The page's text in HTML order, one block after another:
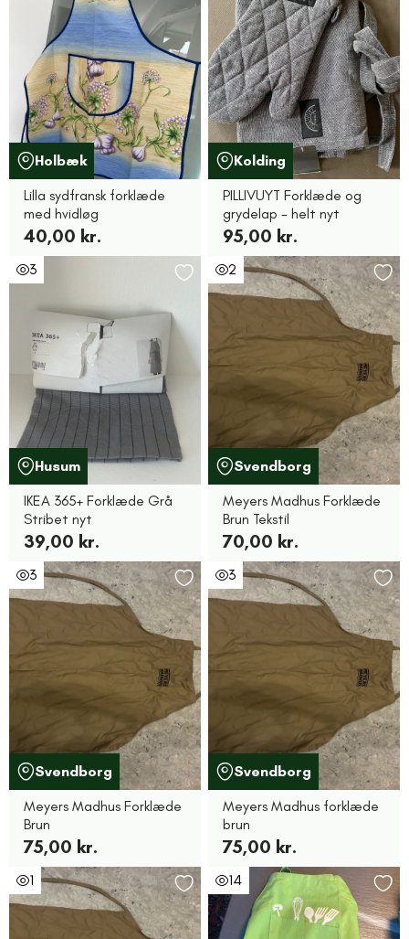
Holbæk
Lilla sydfransk forklæde
med hvidløg
40,00 kr.
Kolding
PILLIVUYT Forklæde og
grydelap - helt nyt
95,00 kr.
3
Husum
IKEA 365+ Forklæde Grå
Stribet nyt
39,00 kr.
2
Svendborg
Meyers Madhus Forklæde
Brun Tekstil
70,00 kr.
3
Svendborg
Meyers Madhus Forklæde
Brun
75,00 kr.
3
Svendborg
Meyers Madhus forklæde
brun
75,00 kr.
1 14